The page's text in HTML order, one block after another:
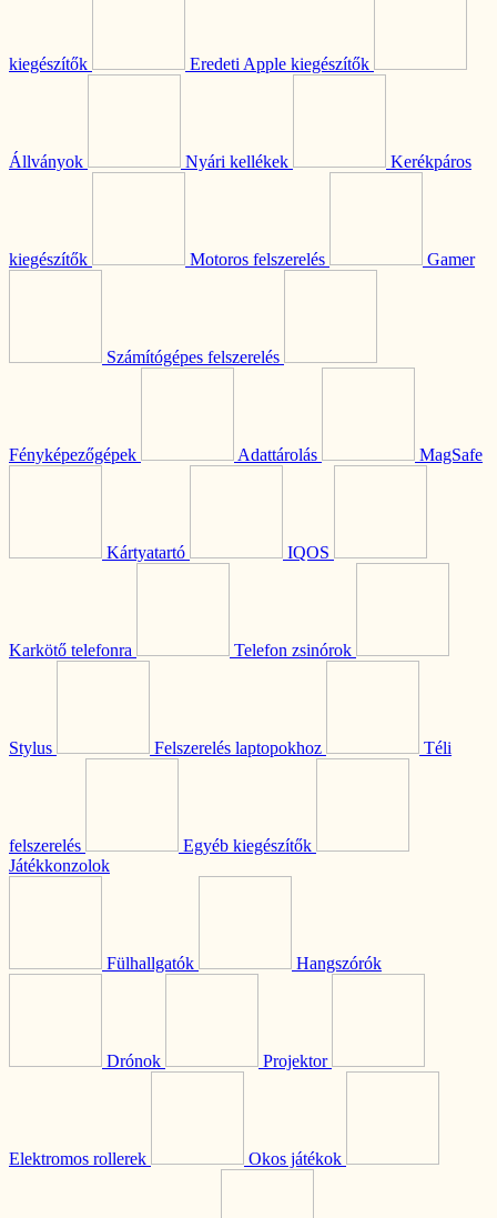
kiegészítők Eredeti Apple kiegészítők
Állványok Nyári kellékek Kerékpáros
kiegészítők Motoros felszerelés Gamer
Számítógépes felszerelés
Fényképezőgépek Adattárolás MagSafe
Kártyatartó IQOS
Karkötő telefonra Telefon zsinórok
Stylus Felszerelés laptopokhoz Téli
felszerelés
Egyéb kiegészítők
Játékkonzolok
Fülhallgatók Hangszórók
Drónok Projektor
Elektromos rollerek Okos játékok